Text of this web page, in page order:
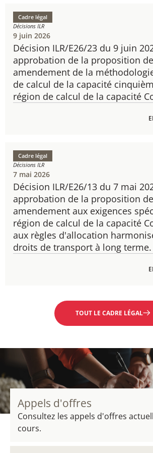
Décision ILR/E26/23 du 9 juin
approbation de la proposition
amendement de la
de calcul de la capacité
région de calcul de la capacité
Cadre légal
Décisions ILR
9 juin 2026
Décision ILR/E26/13 du 7 mai
approbation de la proposition
amendement aux exigences
région de calcul de la capacité
aux règles d'allocation
droits de transport à long terme.
Cadre légal
Décisions ILR
7 mai 2026
TOUT LE CADRE LÉGAL
Appels d'offres
Consultez les appels d'offres
cours.